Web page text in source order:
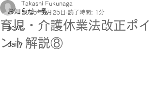
お知らせ一覧
news
daily
育児・介護休業法改正ポイ
ント解説⑧
Takashi Fukunaga
2025年6月25日 読了時間: 1分